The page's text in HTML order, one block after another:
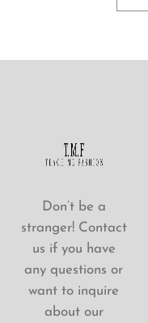
Don’t be a
stranger! Contact
us if you have
any questions or
want to inquire
about our